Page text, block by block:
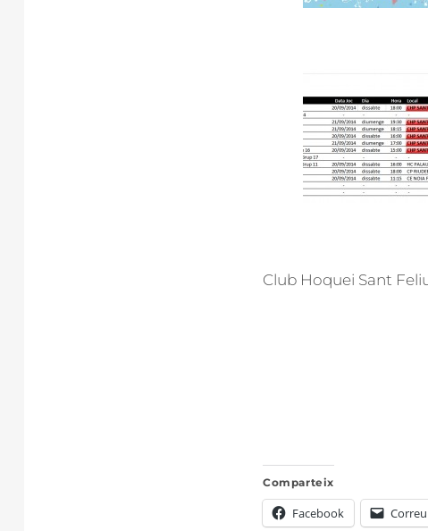
Club Hoquei Sant
Comparteix
Facebook